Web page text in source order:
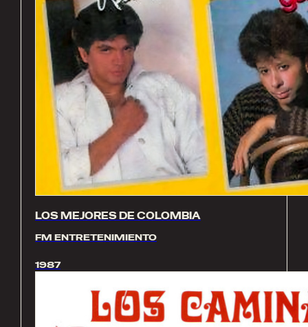
LOS MEJORES DE COLOMBIA
FM ENTRETENIMIENTO
1987